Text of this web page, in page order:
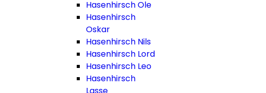
Hasenhirsch Ole
Hasenhirsch
Oskar
Hasenhirsch Nils
Hasenhirsch Lord
Hasenhirsch Leo
Hasenhirsch